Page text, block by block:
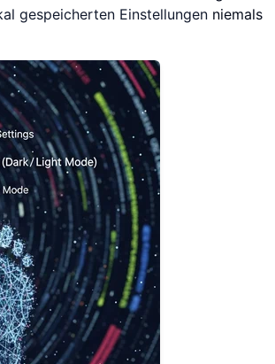
gespeicherten Einstellungen niemals